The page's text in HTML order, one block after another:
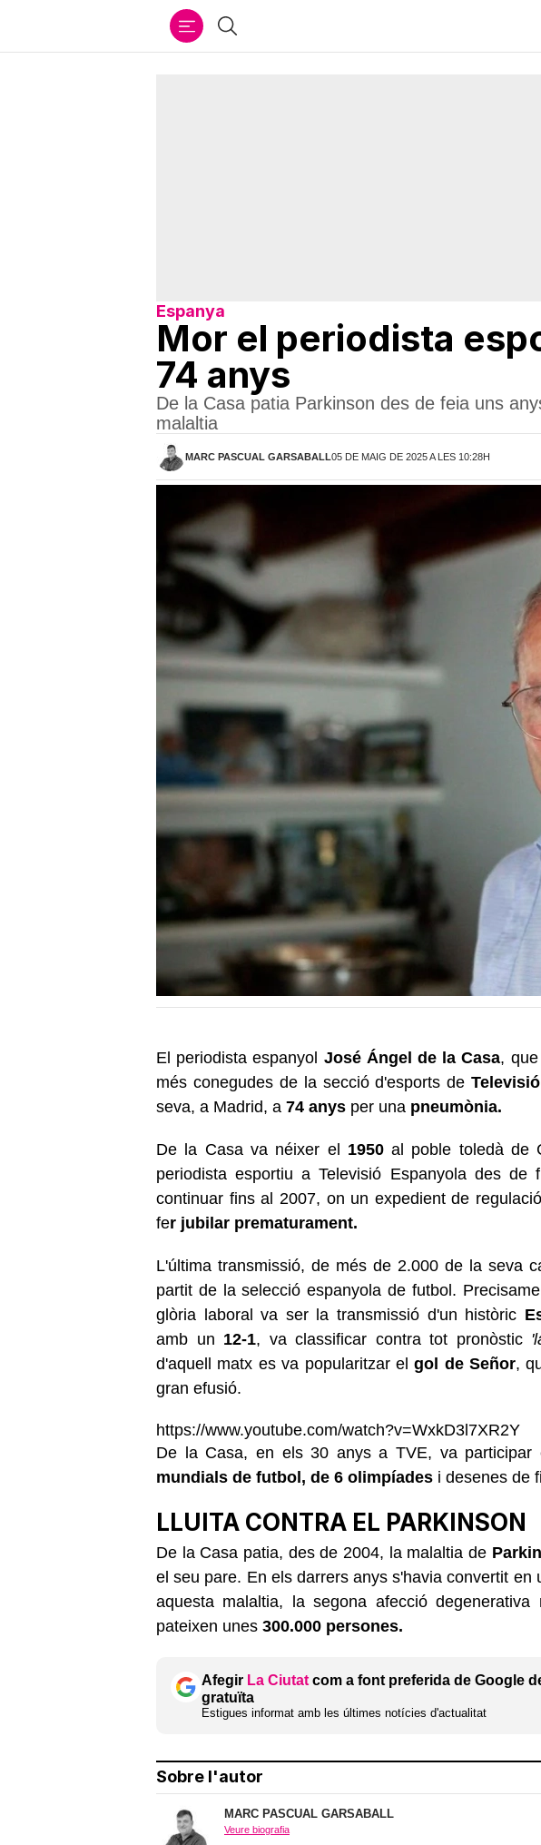
Cercar
Espanya
Mor el periodista
74 anys
De la Casa patia Parkinson des de feia uns
malaltia
MARC PASCUAL GARSABALL05 DE MAIG DE 2025 A LES 10:28H
El periodista espanyol José Ángel de la Casa,
més conegudes de la secció d'esports de
seva, a Madrid, a 74 anys per una pneumònia.
De la Casa va néixer el 1950al poble toledà de
periodista esportiu a Televisió Espanyola des
continuar fins al 2007, on un expedient de
fer jubilar prematurament.
L'última transmissió, de més de 2.000 de la seva
partit de la selecció espanyola de futbol.
glòria laboral va ser la transmissió d'un històric
amb un 12-1, va classificar contra tot pronòstic
d'aquell matx es va popularitzar elgol de Señor,
gran efusió.
https://www.youtube.com/watch?v=WxkD3l7XR2Y
De la Casa, en els 30 anys a TVE, va participar
mundials de futbol, de 6 olimpíades i desenes de
LLUITA CONTRA EL PARKINSON
De la Casa patia, des de 2004, la malaltia de
el seu pare. En els darrers anys s'havia convertit en
aquesta malaltia, la segona afecció
pateixen unes 300.000 persones.
Afegir La Ciutat com a font preferida de Google
gratuïta
Estigues informat amb les últimes notícies d'actualitat
Sobre l'autor
MARC PASCUAL GARSABALL
Veure biografia